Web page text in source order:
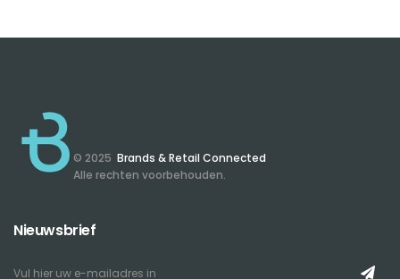
© 2025 Brands & Retail Connected
Alle rechten voorbehouden.
Nieuwsbrief